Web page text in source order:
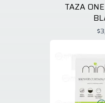
TAZA